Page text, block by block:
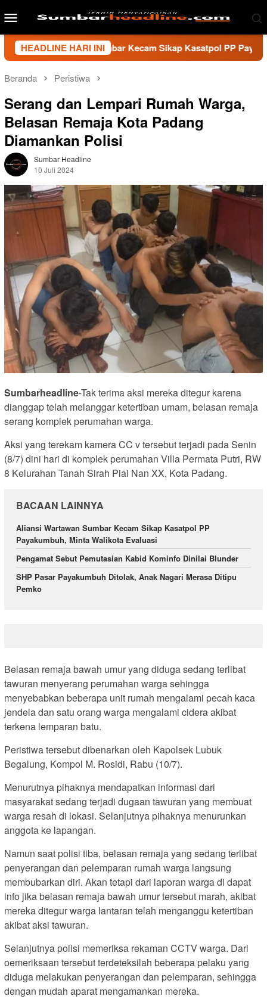
ke
Menu
Mobile
HEADLINE HARI INI
Sumbar Kecam Sikap Kasatpol PP Payakumbuh,
Beranda Peristiwa
Serang dan Lempari Rumah Warga,
Belasan Remaja Kota Padang
Diamankan Polisi
Sumbar Headline
10 Juli 2024
Sumbarheadline-Tak terima aksi mereka ditegur karena
dianggap telah melanggar ketertiban umam, belasan remaja
serang komplek perumahan warga.
Aksi yang terekam kamera CC v tersebut terjadi pada Senin
(8/7) dini hari di komplek perumahan Villa Permata Putri, RW
8 Kelurahan Tanah Sirah Piai Nan XX, Kota Padang.
BACAAN LAINNYA
Aliansi Wartawan Sumbar Kecam Sikap Kasatpol PP
Payakumbuh, Minta Walikota Evaluasi
Pengamat Sebut Pemutasian Kabid Kominfo Dinilai Blunder
SHP Pasar Payakumbuh Ditolak, Anak Nagari Merasa Ditipu
Pemko
Belasan remaja bawah umur yang diduga sedang terlibat
tawuran menyerang perumahan warga sehingga
menyebabkan beberapa unit rumah mengalami pecah kaca
jendela dan satu orang warga mengalami cidera akibat
terkena lemparan batu.
Peristiwa tersebut dibenarkan oleh Kapolsek Lubuk
Begalung, Kompol M. Rosidi, Rabu (10/7).
Menurutnya pihaknya mendapatkan informasi dari
masyarakat sedang terjadi dugaan tawuran yang membuat
warga resah di lokasi. Selanjutnya pihaknya menurunkan
anggota ke lapangan.
Namun saat polisi tiba, belasan remaja yang sedang terlibat
penyerangan dan pelemparan rumah warga langsung
membubarkan diri. Akan tetapi dari laporan warga di dapat
info jika belasan remaja bawah umur tersebut marah, akibat
mereka ditegur warga lantaran telah menganggu ketertiban
akibat aksi tawuran.
Selanjutnya polisi memeriksa rekaman CCTV warga. Dari
oemeriksaan tersebut terdeteksilah beberapa pelaku yang
diduga melakukan penyerangan dan pelemparan, sehingga
dengan mudah aparat mengamankan mereka.